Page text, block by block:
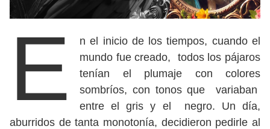
E
n el inicio de los tiempos, cuando el
mundo fue creado, todos los pájaros
tenían el plumaje con colores
sombríos, con tonos que variaban
entre el gris y el negro. Un día,
aburridos de tanta monotonía, decidieron pedirle al